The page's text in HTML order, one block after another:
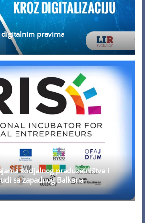
pravima
socijalnog preduzetništva i
sa zapadnog Balkana